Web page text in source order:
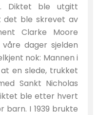
Diktet ble utgitt
det ble skrevet av
Clarke Moore
våre dager sjelden
nok: Mannen i
en slede, trukket
Sankt Nicholas
ble etter hvert
barn. I 1939 brukte